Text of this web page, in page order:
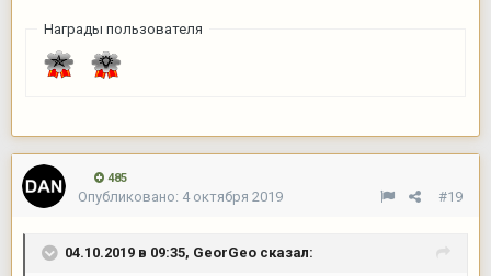
Награды пользователя
485
#19
Опубликовано: 4 октября 2019
04.10.2019 в 09:35, GeorGeo сказал: